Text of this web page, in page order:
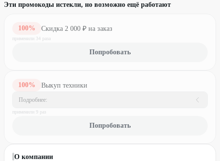
Эти промокоды истекли, но возможно ещё работают
100% Скидка 2 000 ₽ на заказ
применили 34 раз а
Попробовать
100% Выкуп техники
Подробнее:
применили 9 раз
Попробовать
О компании